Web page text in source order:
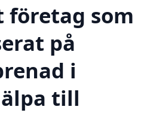
företag som
på
i
till